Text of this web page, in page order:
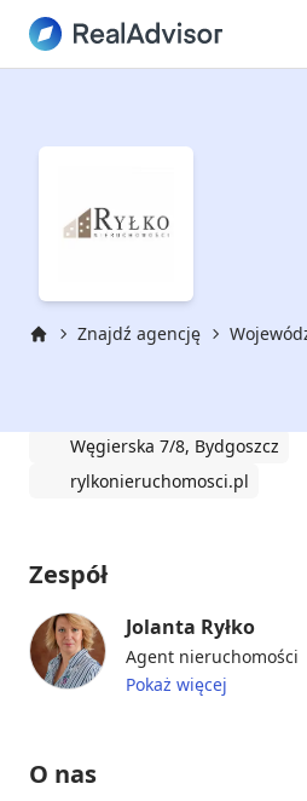
Znajdź agencję
Węgierska 7/8, Bydgoszcz
rylkonieruchomosci.pl
Zespół
Jolanta Ryłko
Agent nieruchomości
Pokaż więcej
O nas